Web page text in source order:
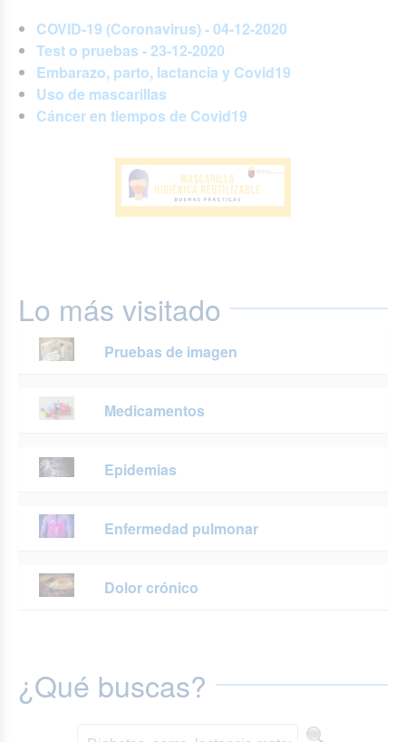
COVID-19 (Coronavirus) - 04-12-2020
Test o pruebas - 23-12-2020
Embarazo, parto, lactancia y Covid19
Uso de mascarillas
Cáncer en tiempos de Covid19
Lo más visitado
Pruebas de imagen
Medicamentos
Epidemias
Enfermedad pulmonar
Dolor crónico
¿Qué buscas?